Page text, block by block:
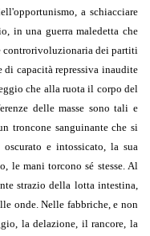
a schiacciare
in una guerra maledetta che
controrivoluzionaria dei partiti
capacità repressiva inaudite
che alla ruota il corpo del
delle masse sono tali e
troncone sanguinante che si
e intossicato, la sua
le mani torcono sé stesse. Al
strazio della lotta intestina,
onde. Nelle fabbriche, e non
la delazione, il rancore, la